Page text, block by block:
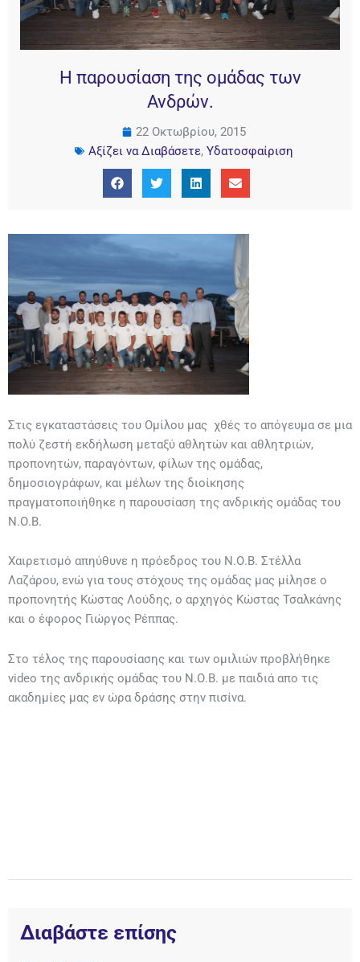
Η παρουσίαση της ομάδας των
Ανδρών.
22 Οκτωβρίου, 2015
Αξίζει να Διαβάσετε, Υδατοσφαίριση
Στις εγκαταστάσεις του Ομίλου μας χθές το απόγευμα σε μια
πολύ ζεστή εκδήλωση μεταξύ αθλητών και αθλητριών,
προπονητών, παραγόντων, φίλων της ομάδας,
δημοσιογράφων, και μέλων της διοίκησης
πραγματοποιήθηκε η παρουσίαση της ανδρικής ομάδας του
Ν.Ο.Β.
Χαιρετισμό απηύθυνε η πρόεδρος του Ν.Ο.Β. Στέλλα
Λαζάρου, ενώ για τους στόχους της ομάδας μας μίλησε ο
προπονητής Κώστας Λούδης, ο αρχηγός Κώστας Τσαλκάνης
και ο έφορος Γιώργος Ρέππας.
Στο τέλος της παρουσίασης και των ομιλιών προβλήθηκε
video της ανδρικής ομάδας του Ν.Ο.Β. με παιδιά απο τις
ακαδημίες μας εν ώρα δράσης στην πισίνα.
Διαβάστε επίσης